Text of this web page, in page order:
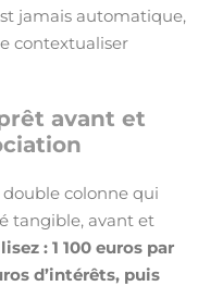
jamais automatique,
contextualiser
avant et
colonne qui
tangible, avant et
: 1 100 euros par
d’intérêts, puis